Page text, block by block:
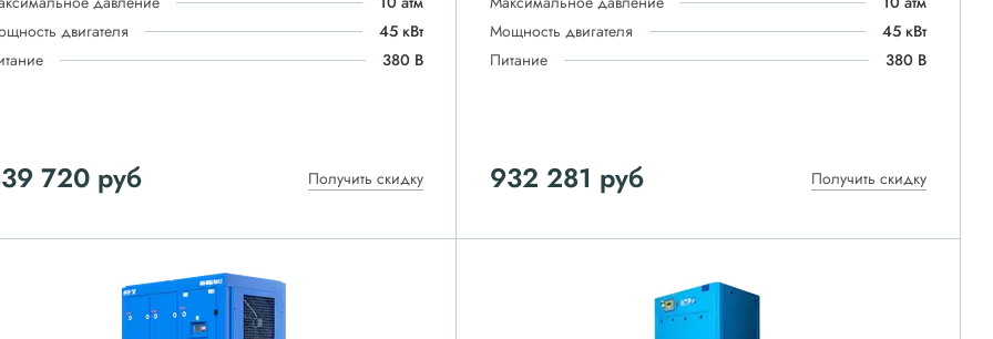
двигателя
45 кВт
380 В
720 руб Получить скидку
Мощность двигателя
45 кВт
Питание
380 В
932 281 руб Получить скидку